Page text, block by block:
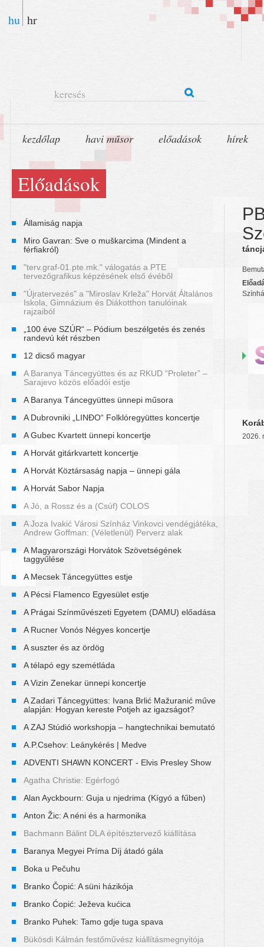
hu hr
keresés
kezdőlap havi műsor előadások hírek
Előadások
Államiság napja
Miro Gavran: Sve o muškarcima (Mindent a
férfiakról)
"terv.graf-01.pte.mk." válogatás a PTE
tervezőgrafikus képzésének első évéből
"Újratervezés" a "Miroslav Krleža" Horvát Általános
Iskola, Gimnázium és Diákotthon tanulóinak
rajzaiból
„100 éve SZÚR“ – Pódium beszélgetés és zenés
randevú két részben
12 dicső magyar
A Baranya Táncegyüttes és az RKUD “Proleter” –
Sarajevo közös előadói estje
A Baranya Táncegyüttes ünnepi műsora
A Dubrovniki „LINĐO“ Folklóregyüttes koncertje
A Gubec Kvartett ünnepi koncertje
A Horvát gitárkvartett koncertje
A Horvát Köztársaság napja – ünnepi gála
A Horvát Sabor Napja
A Jó, a Rossz és a (Csúf) COLOS
A Joza Ivakić Városi Színház Vinkovci vendégjátéka,
Andrew Goffman: (Véletlenül) Perverz alak
A Magyarországi Horvátok Szövetségének
taggyűlése
A Mecsek Táncegyüttes estje
A Pécsi Flamenco Egyesület estje
A Prágai Színművészeti Egyetem (DAMU) előadása
A Rucner Vonós Négyes koncertje
A suszter és az ördög
A télapó egy szemétláda
A Vizin Zenekar ünnepi koncertje
A Zadari Táncegyüttes: Ivana Brlić Mažuranić műve
alapján: Hogyan kereste Potjeh az igazságot?
A ZAJ Stúdió workshopja – hangtechnikai bemutató
A.P.Csehov: Leánykérés | Medve
ADVENTI SHAWN KONCERT - Elvis Presley Show
Agatha Christie: Egérfogó
Alan Ayckbourn: Guja u njedrima (Kígyó a fűben)
Anton Žic: A néni és a harmonika
Bachmann Bálint DLA építésztervező kiállítása
Baranya Megyei Príma Díj átadó gála
Boka u Pečuhu
Branko Čopić: A süni házikója
Branko Ćopić: Ježeva kućica
Branko Puhek: Tamo gdje tuga spava
Bükösdi Kálmán festőművész kiállításmegnyitója
2026.